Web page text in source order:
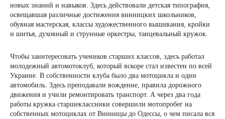
новых знаний и навыков. Здесь действовали детская типография,
освещавшая различные достижения винницких школьников,
обувная мастерская, классы художественного вышивания, кройки
и шитья, духовный и струнные оркестры, танцевальный кружок.
Чтобы заинтересовать учеников старших классов, здесь работал
молодежный автомотоклуб, который вскоре стал известен по всей
Украине. В собственности клуба было два мотоцикла и один
автомобиль. Здесь преподавали вождение, правила дорожного
движения и учили ремонтировать транспорт. А через два года
работы кружка старшеклассники совершили мотопробег на
собственных мотоциклах от Винницы до Одессы, о чем писала вся